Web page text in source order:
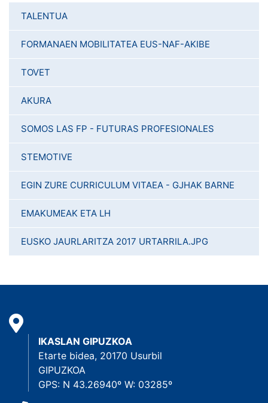
TALENTUA
FORMANAEN MOBILITATEA EUS-NAF-AKIBE
TOVET
AKURA
SOMOS LAS FP - FUTURAS PROFESIONALES
STEMOTIVE
EGIN ZURE CURRICULUM VITAEA - GJHAK BARNE
EMAKUMEAK ETA LH
EUSKO JAURLARITZA 2017 URTARRILA.JPG
IKASLAN GIPUZKOA
Etarte bidea, 20170 Usurbil
GIPUZKOA
GPS: N 43.26940º W: 03285º